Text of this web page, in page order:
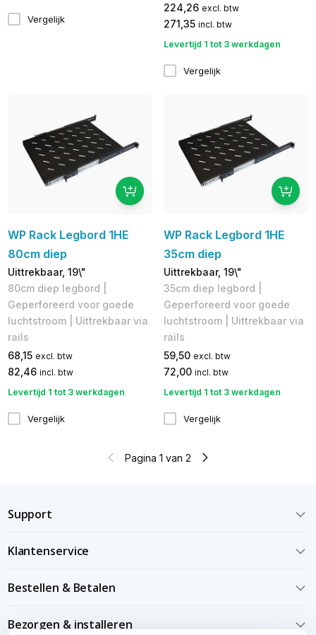
Vergelijk
224,26 excl. btw
271,35 incl. btw
Levertijd 1 tot 3 werkdagen
Vergelijk
WP Rack Legbord 1HE
80cm diep
Uittrekbaar, 19\"
80cm diep legbord |
Geperforeerd voor goede
luchtstroom | ​Uittrekbaar via
rails
68,15 excl. btw
82,46 incl. btw
Levertijd 1 tot 3 werkdagen
Vergelijk
WP Rack Legbord 1HE
35cm diep
Uittrekbaar, 19\"
35cm diep legbord |
Geperforeerd voor goede
luchtstroom | Uittrekbaar via
rails
59,50 excl. btw
72,00 incl. btw
Levertijd 1 tot 3 werkdagen
Vergelijk
Pagina 1 van 2
Support
Klantenservice
Bestellen & Betalen
Bezorgen & installeren